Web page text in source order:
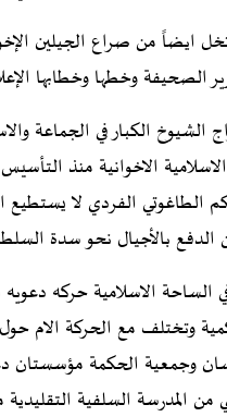
ايضاً من صراع الجيلين
الصحيفة وخطها وخطابها
الشيوخ الكبار في الجماعة
الاخوانية منذ
الطاغوتي الفردي لا يستطيع
بالأجيال نحو سدة السلطة
90ظهرت في الساحة الاسلامية
وتختلف مع الحركة الام
وجمعية الحكمة مؤسستان
من المدرسة السلفية